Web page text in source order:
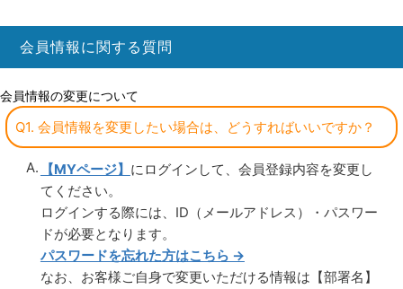
会員情報に関する質問
会員情報の変更について
Q1. 会員情報を変更したい場合は、どうすればいいですか？
【MYページ】 にログインして、会員登録内容を変更し
てください。
ログインする際には、ID（メールアドレス）・パスワー
ドが必要となります。
パスワードを忘れた方はこちら →
なお、お客様ご自身で変更いただける情報は【部署名】